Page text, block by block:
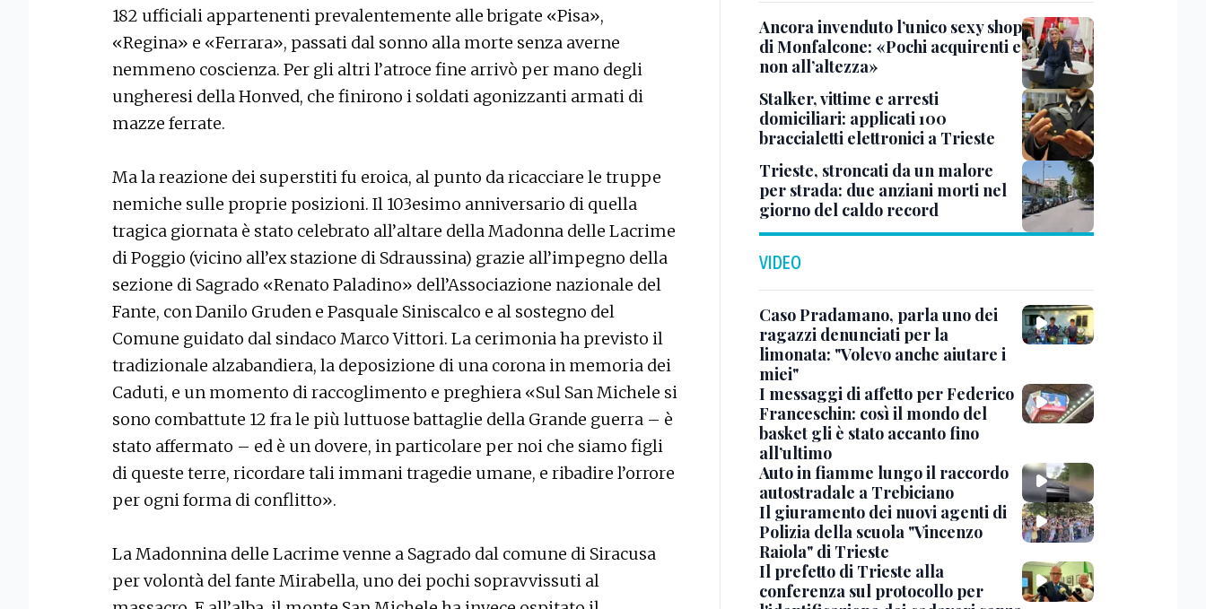
182 ufficiali appartenenti prevalentemente alle brigate «Pisa»,
«Regina» e «Ferrara», passati dal sonno alla morte senza averne
nemmeno coscienza. Per gli altri l’atroce fine arrivò per mano degli
ungheresi della Honved, che finirono i soldati agonizzanti armati di
mazze ferrate.
Ma la reazione dei superstiti fu eroica, al punto da ricacciare le truppe
nemiche sulle proprie posizioni. Il 103esimo anniversario di quella
tragica giornata è stato celebrato all’altare della Madonna delle Lacrime
di Poggio (vicino all’ex stazione di Sdraussina) grazie all’impegno della
sezione di Sagrado «Renato Paladino» dell’Associazione nazionale del
Fante, con Danilo Gruden e Pasquale Siniscalco e al sostegno del
Comune guidato dal sindaco Marco Vittori. La cerimonia ha previsto il
tradizionale alzabandiera, la deposizione di una corona in memoria dei
Caduti, e un momento di raccoglimento e preghiera «Sul San Michele si
sono combattute 12 fra le più luttuose battaglie della Grande guerra – è
stato affermato – ed è un dovere, in particolare per noi che siamo figli
di queste terre, ricordare tali immani tragedie umane, e ribadire l’orrore
per ogni forma di conflitto».
La Madonnina delle Lacrime venne a Sagrado dal comune di Siracusa
per volontà del fante Mirabella, uno dei pochi sopravvissuti al
Ancora invenduto l’unico sexy shop
di Monfalcone: «Pochi acquirenti e
non all’altezza»
Stalker, vittime e arresti
domiciliari: applicati 100
braccialetti elettronici a Trieste
Trieste, stroncati da un malore
per strada: due anziani morti nel
giorno del caldo record
VIDEO
Caso Pradamano, parla uno dei
ragazzi denunciati per la
limonata: "Volevo anche aiutare i
miei"
I messaggi di affetto per Federico
Franceschin: così il mondo del
basket gli è stato accanto fino
all’ultimo
Auto in fiamme lungo il raccordo
autostradale a Trebiciano
Il giuramento dei nuovi agenti di
Polizia della scuola "Vincenzo
Raiola" di Trieste
Il prefetto di Trieste alla
conferenza sul protocollo per